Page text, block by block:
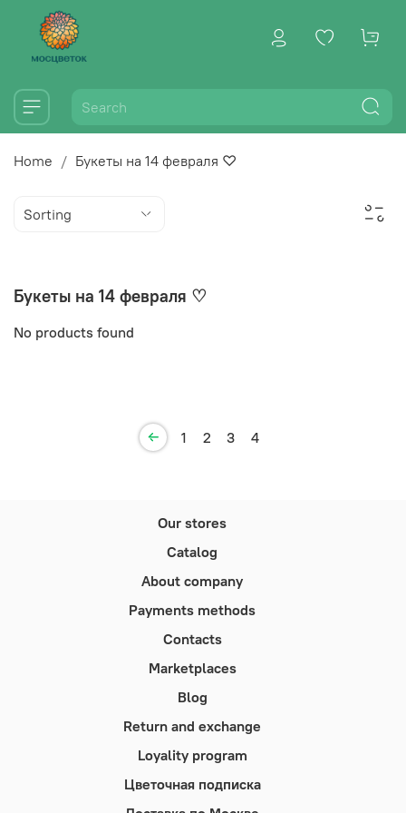
Home Букеты на 14 февраля ♡
Букеты на 14 февраля ♡
No products found
1 2 3 4
Our stores
Catalog
About company
Payments methods
Contacts
Marketplaces
Blog
Return and exchange
Loyality program
Цветочная подписка